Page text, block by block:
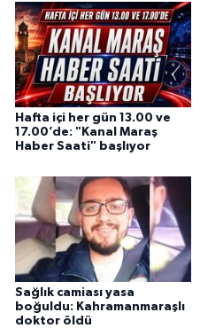
Hafta içi her gün 13.00 ve
17.00’de: "Kanal Maraş
Haber Saati" başlıyor
Sağlık camiası yasa
boğuldu: Kahramanmaraşlı
doktor öldü